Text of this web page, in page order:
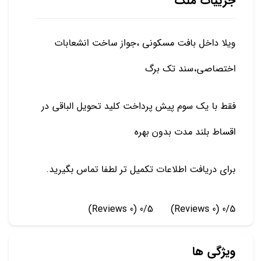
ویلا داخل بافت مسکونی ،جواز ساخت انشعابات
اختصاصی،سند تک برگ
فقط با یک سوم پیش پرداخت کلید تحویل الباقی در
اقساط بلند مدت بدون بهره
برای دریافت اطلاعات تکمیل تر لطفا تماس بگیرید.
0/5
(0 Reviews)
0/5
(0 Reviews)
ویژگی ها